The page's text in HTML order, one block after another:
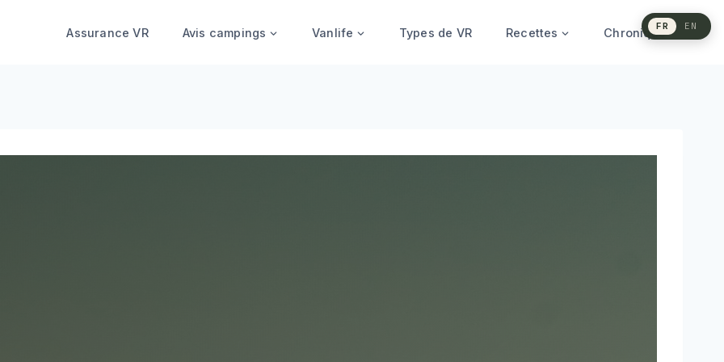
Assurance VR Avis campings Vanlife Types de VR Recettes Chronique
FR EN